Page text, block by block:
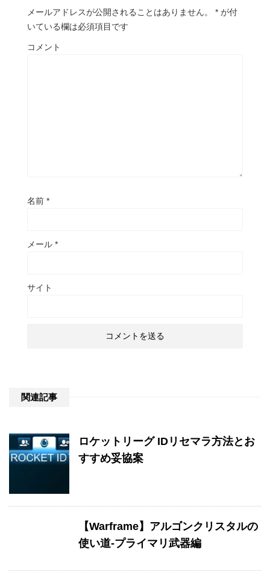
メールアドレスが公開されることはありません。 * が付
いている欄は必須項目です
コメント
名前 *
メール *
サイト
関連記事
ロケットリーグ IDリセマラ方法とお
すすめ妥協案
【Warframe】アルゴンクリスタルの
使い道-プライマリ武器編